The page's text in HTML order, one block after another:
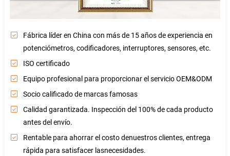
Fábrica líder en China con más de 15 años de experiencia en
potenciómetros, codificadores, interruptores, sensores, etc.
ISO certificado
Equipo profesional para proporcionar el servicio OEM&ODM
Socio calificado de marcas famosas
Calidad garantizada. Inspección del 100% de cada producto
antes del envío.
Rentable para ahorrar el costo denuestros clientes, entrega
rápida para satisfacer lasnecesidades.